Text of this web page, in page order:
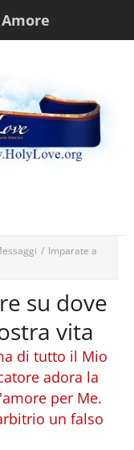
/ Imparate a
su dove
vita
di tutto il Mio
adora la
per Me.
un falso